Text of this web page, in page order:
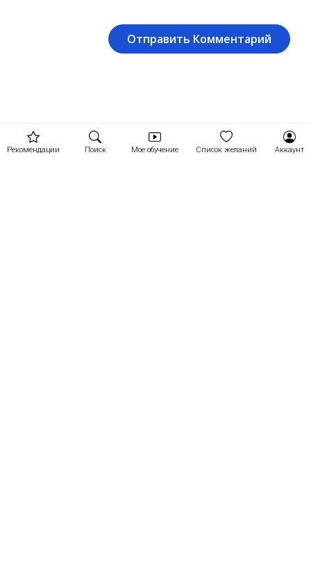
Рекомендации Поиск Мое обучение Список желаний Аккаунт